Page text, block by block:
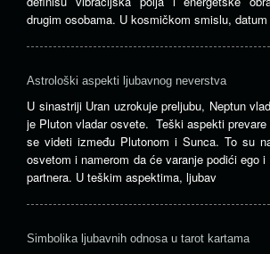
drugim osobama. U kosmičkom smislu, datum
Astrološki aspekti ljubavnog neverstva
U sinastriji Uran uzrokuje preljubu, Neptun
je Pluton vladar osvete. Teški aspekti
se videti između Plutonom i Sunca. To su
osvetom i namerom da će varanje podići ego i
partnera. U teškim aspektima, ljubav
Simbolika ljubavnih odnosa u tarot kartama